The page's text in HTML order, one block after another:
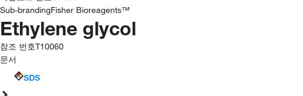
Sub-brandingFisher Bioreagents™
Ethylene glycol
참조 번호T10060
문서
SDS